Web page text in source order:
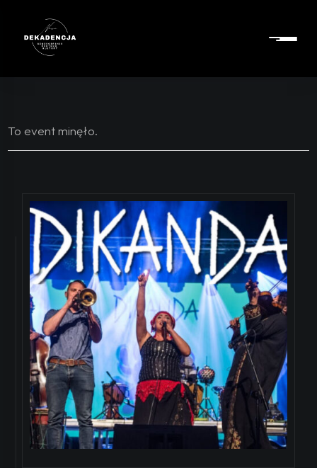
To event minęło.